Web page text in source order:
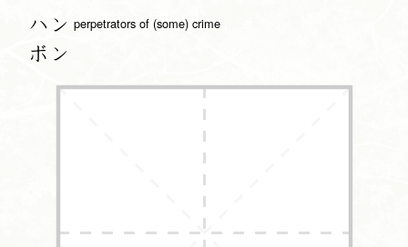
ハン perpetrators of (some) crime
ボン